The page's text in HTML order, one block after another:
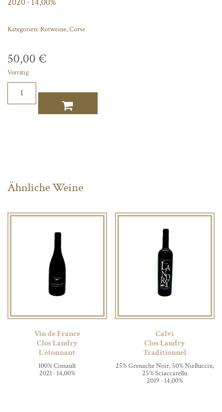
Kategorien:Rotweine,Corse
50,00 €
Vorrätig
Landry
Ähnliche Weine
Vin de France
Clos Landry
L'étonnant
100% Cinsault
2021 · 14,00%
Calvi
Clos Landry
Traditionnel
25% Grenache Noir, 50% Niellucciu,
25% Sciaccarellu
2019 · 14,00%